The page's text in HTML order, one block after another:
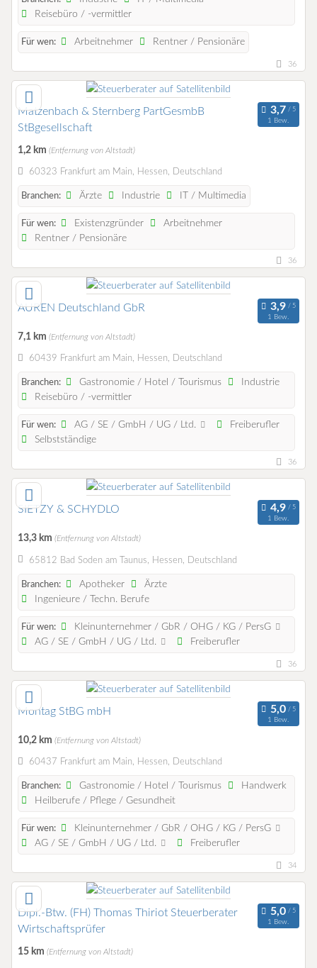
Reisebüro / -vermittler
Für wen: Arbeitnehmer Rentner / Pensionäre
36
Matzenbach & Sternberg PartGesmbB
StBgesellschaft
1 Bew.
1,2 km (Entfernung von Altstadt)
60323 Frankfurt am Main, Hessen, Deutschland
Branchen: Ärzte Industrie IT / Multimedia
Für wen: Existenzgründer
Arbeitnehmer
Rentner / Pensionäre
36
AUREN Deutschland GbR
1 Bew.
7,1 km (Entfernung von Altstadt)
60439 Frankfurt am Main, Hessen, Deutschland
Branchen: Gastronomie / Hotel / Tourismus
Industrie
Reisebüro / -vermittler
Für wen: AG / SE / GmbH / UG / Ltd.
Freiberufler
Selbstständige
36
SIETZY & SCHYDLO
1 Bew.
13,3 km (Entfernung von Altstadt)
65812 Bad Soden am Taunus, Hessen, Deutschland
Branchen: Apotheker
Ärzte
Ingenieure / Techn. Berufe
Für wen:
Kleinunternehmer / GbR / OHG / KG / PersG
AG / SE / GmbH / UG / Ltd.
Freiberufler
36
Montag StBG mbH
1 Bew.
10,2 km (Entfernung von Altstadt)
60437 Frankfurt am Main, Hessen, Deutschland
Branchen: Gastronomie / Hotel / Tourismus
Handwerk
Heilberufe / Pflege / Gesundheit
Für wen:
Kleinunternehmer / GbR / OHG / KG / PersG
AG / SE / GmbH / UG / Ltd.
Freiberufler
34
Dipl.-Btw. (FH) Thomas Thiriot Steuerberater
Wirtschaftsprüfer
1 Bew.
15 km (Entfernung von Altstadt)